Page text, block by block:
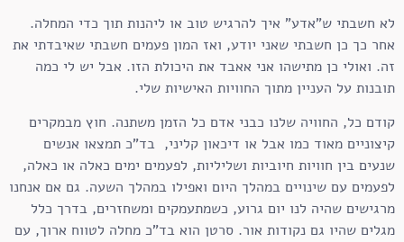
לא חשבתי ש"אדע" איך להרגיש טוב או ליהנות תוך כדי המחלה.
אחר כך כן חשבתי שאני יודע, ואז המון פעמים חשבתי שאיבדתי את
זה. ואולי כן מתישהו אני אאבד את היכולת הזו. אבל יש לי כמה
תובנות על העניין מתוך החוויות האישיות שלי.
קודם כל, החוויה שלנו כבני אדם כל הזמן משתנה. חוץ מבמקרים
קיצוניים מאוד כמו אבל או דיכאון קליני, בד"כ תמצאו אנשים
שנעים בין חוויות חיוביות ושליליות, לפעמים ימים כאלה או כאלה,
לפעמים עם שינויים במהלך היום ואפילו במהלך השעה. גם אם אנחנו
מרגישים שהיה לנו יום גרוע, כשמתעמקים ומשחזרים, בדרך כלל
מגלים שהיו גם נקודות אור. סרטן הוא בד"כ מחלה לטווח ארוך, עם